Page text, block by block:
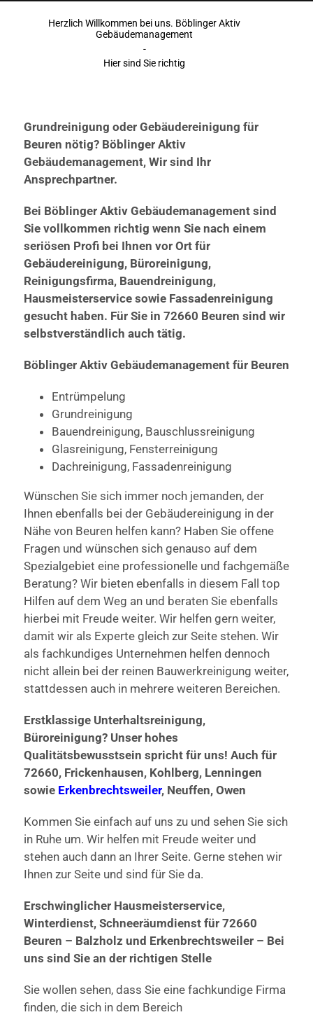
Herzlich Willkommen bei uns. Böblinger Aktiv
Gebäudemanagement
-
Hier sind Sie richtig
Grundreinigung oder Gebäudereinigung für
Beuren nötig? Böblinger Aktiv
Gebäudemanagement, Wir sind Ihr
Ansprechpartner.
Bei Böblinger Aktiv Gebäudemanagement sind
Sie vollkommen richtig wenn Sie nach einem
seriösen Profi bei Ihnen vor Ort für
Gebäudereinigung, Büroreinigung,
Reinigungsfirma, Bauendreinigung,
Hausmeisterservice sowie Fassadenreinigung
gesucht haben. Für Sie in 72660 Beuren sind wir
selbstverständlich auch tätig.
Böblinger Aktiv Gebäudemanagement für Beuren
Entrümpelung
Grundreinigung
Bauendreinigung, Bauschlussreinigung
Glasreinigung, Fensterreinigung
Dachreinigung, Fassadenreinigung
Wünschen Sie sich immer noch jemanden, der
Ihnen ebenfalls bei der Gebäudereinigung in der
Nähe von Beuren helfen kann? Haben Sie offene
Fragen und wünschen sich genauso auf dem
Spezialgebiet eine professionelle und fachgemäße
Beratung? Wir bieten ebenfalls in diesem Fall top
Hilfen auf dem Weg an und beraten Sie ebenfalls
hierbei mit Freude weiter. Wir helfen gern weiter,
damit wir als Experte gleich zur Seite stehen. Wir
als fachkundiges Unternehmen helfen dennoch
nicht allein bei der reinen Bauwerkreinigung weiter,
stattdessen auch in mehrere weiteren Bereichen.
Erstklassige Unterhaltsreinigung,
Büroreinigung? Unser hohes
Qualitätsbewusstsein spricht für uns! Auch für
72660, Frickenhausen, Kohlberg, Lenningen
sowie Erkenbrechtsweiler, Neuffen, Owen
Kommen Sie einfach auf uns zu und sehen Sie sich
in Ruhe um. Wir helfen mit Freude weiter und
stehen auch dann an Ihrer Seite. Gerne stehen wir
Ihnen zur Seite und sind für Sie da.
Erschwinglicher Hausmeisterservice,
Winterdienst, Schneeräumdienst für 72660
Beuren – Balzholz und Erkenbrechtsweiler – Bei
uns sind Sie an der richtigen Stelle
Sie wollen sehen, dass Sie eine fachkundige Firma
finden, die sich in dem Bereich